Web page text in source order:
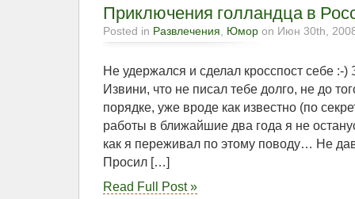
Приключения голландца в
Posted in Развлечения, Юмор on Июн 30th,
Не удержался и сделал кросспост себе :-
Извини, что не писал тебе долго, не до
порядке, уже вроде как известно (по
работы в ближайшие два года я не
как я переживал по этому поводу… Не
Просил […]
Read Full Post »